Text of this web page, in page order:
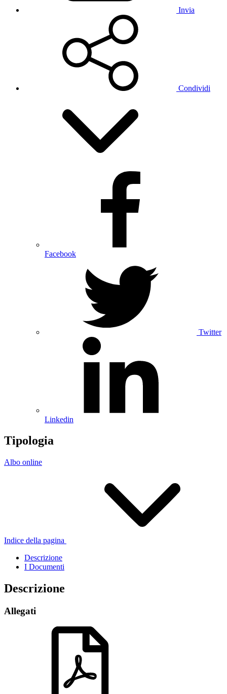
Invia
Condividi
Facebook
Twitter
Linkedin
Tipologia
Albo online
Indice della pagina
Descrizione
I Documenti
Descrizione
Allegati